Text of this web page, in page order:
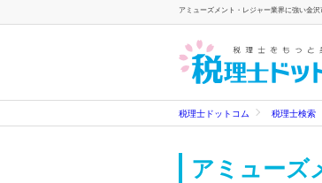
アミューズメント・レジャー業界に強い金
税理士ドットコム 税理士検索
アミューズ